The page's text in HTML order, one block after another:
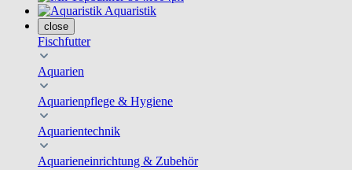
Aquaristik
close
Fischfutter
Aquarien
Aquarienpflege & Hygiene
Aquarientechnik
Aquarieneinrichtung & Zubehör